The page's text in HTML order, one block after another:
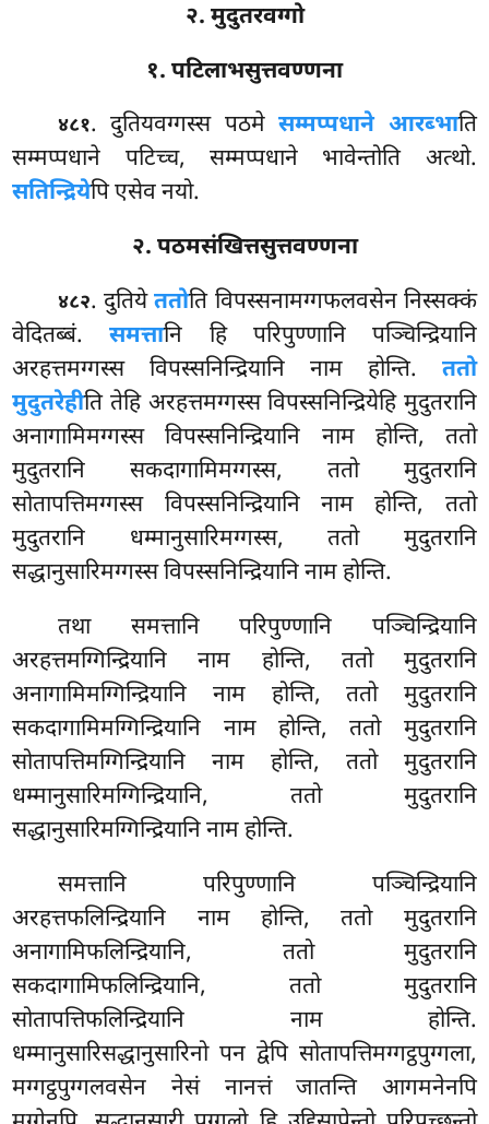
२. मुदुतरवग्गो
१. पटिलाभसुत्तवण्णना
४८१. दुतियवग्गस्स पठमेसम्मप्पधाने आरब्भाति
सम्मप्पधाने पटिच्च, सम्मप्पधाने भावेन्तोति अत्थो.
सतिन्द्रियेपि एसेव नयो.
२. पठमसंखित्तसुत्तवण्णना
४८२. दुतियेततोति विपस्सनामग्गफलवसेन निस्सक्कं
वेदितब्बं.समत्तानि हि परिपुण्णानि पञ्चिन्द्रियानि
अरहत्तमग्गस्स विपस्सनिन्द्रियानि नाम होन्ति. ततो
मुदुतरेहीति तेहि अरहत्तमग्गस्स विपस्सनिन्द्रियेहि मुदुतरानि
अनागामिमग्गस्स विपस्सनिन्द्रियानि नाम होन्ति, ततो
मुदुतरानि सकदागामिमग्गस्स, ततो मुदुतरानि
सोतापत्तिमग्गस्स विपस्सनिन्द्रियानि नाम होन्ति, ततो
मुदुतरानि धम्मानुसारिमग्गस्स, ततो मुदुतरानि
सद्धानुसारिमग्गस्स विपस्सनिन्द्रियानि नाम होन्ति.
तथा समत्तानि परिपुण्णानि पञ्चिन्द्रियानि
अरहत्तमग्गिन्द्रियानि नाम होन्ति, ततो मुदुतरानि
अनागामिमग्गिन्द्रियानि नाम होन्ति, ततो मुदुतरानि
सकदागामिमग्गिन्द्रियानि नाम होन्ति, ततो मुदुतरानि
सोतापत्तिमग्गिन्द्रियानि नाम होन्ति, ततो मुदुतरानि
धम्मानुसारिमग्गिन्द्रियानि, ततो मुदुतरानि
सद्धानुसारिमग्गिन्द्रियानि नाम होन्ति.
समत्तानि परिपुण्णानि पञ्चिन्द्रियानि
अरहत्तफलिन्द्रियानि नाम होन्ति, ततो मुदुतरानि
अनागामिफलिन्द्रियानि, ततो मुदुतरानि
सकदागामिफलिन्द्रियानि, ततो मुदुतरानि
सोतापत्तिफलिन्द्रियानि नाम होन्ति.
धम्मानुसारिसद्धानुसारिनो पन द्वेपि सोतापत्तिमग्गट्ठपुग्गला,
मग्गट्ठपुग्गलवसेन नेसं नानत्तं जातन्ति आगमनेनपि